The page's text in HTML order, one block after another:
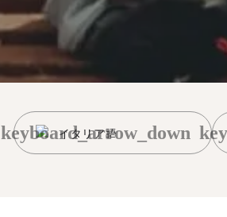
イタリア語
keyboard_arrow_down